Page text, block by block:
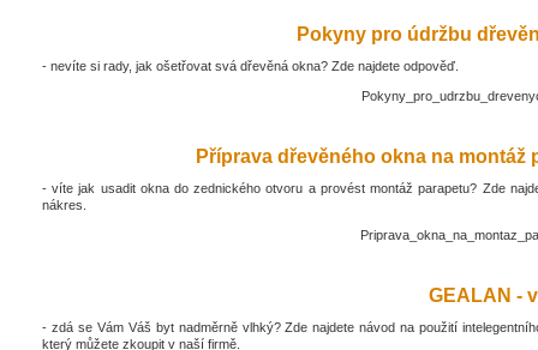
Pokyny pro údržbu
- nevíte si rady, jak ošetřovat svá dřevěná okna? Zde najdete odpověď.
Příprava dřevěného okna na montáž
- víte jak usadit okna do zednického otvoru a provést montáž parapetu? Zde
nákres.
GEALAN -
- zdá se Vám Váš byt nadměrně vlhký? Zde najdete návod na použití
který můžete zkoupit v naší firmě.